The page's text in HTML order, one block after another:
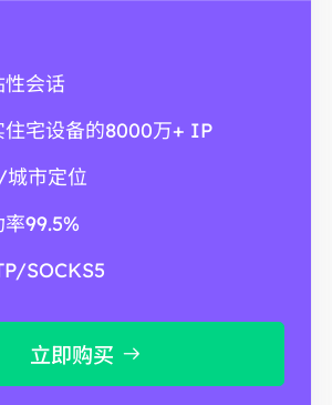
会话
住宅设备的8000万+ IP
市定位
99.5%
SOCKS5
立即购买